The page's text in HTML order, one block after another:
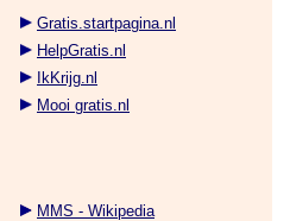
Gratis.startpagina.nl
HelpGratis.nl
IkKrijg.nl
Mooi gratis.nl
MMS - Wikipedia